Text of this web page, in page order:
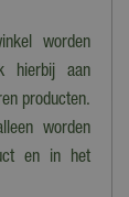
worden
hierbij aan
producten.
worden
en in het